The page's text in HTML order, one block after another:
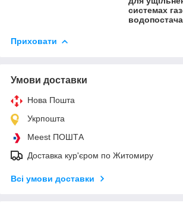
системах
Приховати
Умови доставки
Нова Пошта
Укрпошта
Meest ПОШТА
Доставка кур'єром по Житомиру
Всі умови доставки